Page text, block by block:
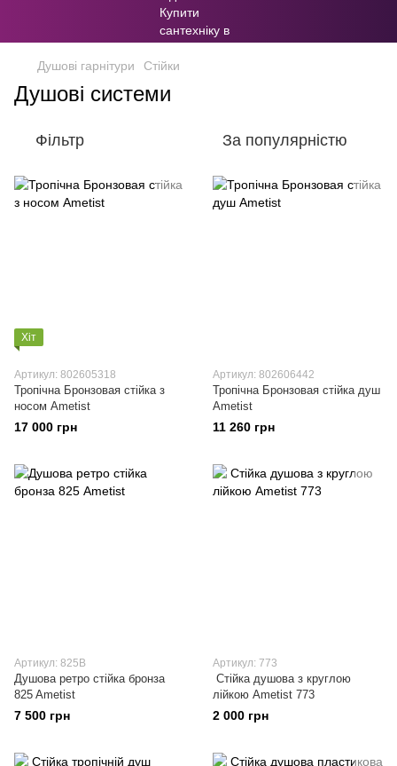
Душові гарнітури Стійки
Душові системи
Фільтр За популярністю
Хіт
Артикул: 802605318
Тропічна Бронзовая стійка з
носом Ametist
17 000 грн
Артикул: 802606442
Тропічна Бронзовая стійка душ
Ametist
11 260 грн
Артикул: 825В
Душова ретро стійка бронза
825 Ametist
7 500 грн
Артикул: 773
Стійка душова з круглою
лійкою Ametist 773
2 000 грн